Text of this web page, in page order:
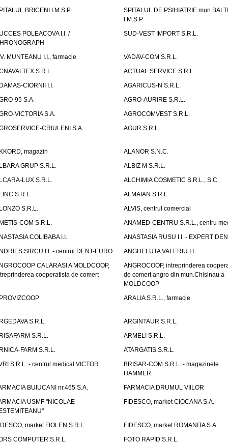
BRICENI I.M.S.P.
SPITALUL DE PSIHIATRIE mun.BALTI
I.M.S.P.
POLEACOVA I.I. /
SUD-VEST IMPORT S.R.L.
MUNTEANU I.I., farmacie
VADAV-COM S.R.L.
S.R.L.
ACTUAL SERVICE S.R.L.
CIORNII I.I.
AGARICUS-N S.R.L.
95 S.A.
AGRO-AURIRE S.R.L.
VICTORIA S.A.
AGROCOMVEST S.R.L.
CRIULENI S.A.
AGUR S.R.L.
magazin
ALANOR S.N.C.
GRUP S.R.L.
ALBIZ M S.R.L.
LUX S.R.L.
ALCHIMIA COSMETIC S.R.L., S.C.
S.R.L.
ALMAIAN S.R.L.
S.R.L.
ALVIS, centrul comercial
COM S.R.L.
ANAMED-CENTRU S.R.L., centru
COLIBABA I.I.
ANASTASIA RUSU I.I. - EXPERT
SIRCU I.I. - centrul DENT-EURO
ANGHELUTA VALERIU I.I.
CALARASI A MOLDCOOP,
cooperatista de comert
ANGROCOOP, intreprinderea
de comert angro din mun.Chisinau a
MOLDCOOP
ARALIA S.R.L., farmacie
S.R.L.
ARGINTAUR S.R.L.
S.R.L.
ARMELI S.R.L.
FARM S.R.L.
ATARGATIS S.R.L.
S.R.L. - centrul medical VICTOR
BRISAR-COM S.R.L. - magazinele
HAMMER
BUIUCANI nr.465 S.A.
FARMACIA DRUMUL VIILOR
USMF "NICOLAE
FIDESCO, market CIOCANA S.A.
market FIOLEN S.R.L.
FIDESCO, market ROMANITA S.A.
COMPUTER S.R.L.
FOTO RAPID S.R.L.